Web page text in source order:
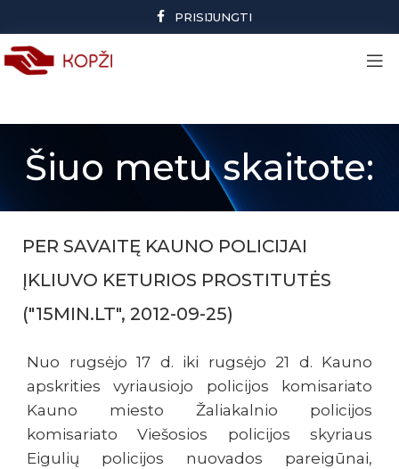
PRISIJUNGTI
Šiuo metu skaitote:
PER SAVAITĘ KAUNO POLICIJAI
ĮKLIUVO KETURIOS PROSTITUTĖS
("15MIN.LT", 2012-09-25)
Nuo rugsėjo 17 d. iki rugsėjo 21 d. Kauno
apskrities vyriausiojo policijos komisariato
Kauno miesto Žaliakalnio policijos
komisariato Viešosios policijos skyriaus
Eigulių policijos nuovados pareigūnai,